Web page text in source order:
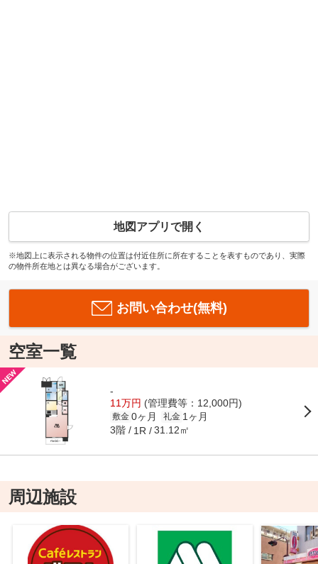
地図アプリで開く
※地図上に表示される物件の位置は付近住所に所在することを表すものであり、実際
の物件所在地とは異なる場合がございます。
お問い合わせ(無料)
空室一覧
-
11万円 (管理費等：12,000円)
敷金 0ヶ月 礼金 1ヶ月
3階 1R 31.12㎡
周辺施設